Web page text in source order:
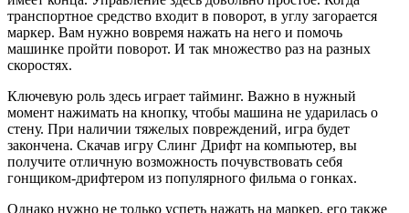
транспортное средство входит в поворот, в углу загорается
маркер. Вам нужно вовремя нажать на него и помочь
машинке пройти поворот. И так множество раз на разных
скоростях.
Ключевую роль здесь играет тайминг. Важно в нужный
момент нажимать на кнопку, чтобы машина не ударилась о
стену. При наличии тяжелых повреждений, игра будет
закончена. Скачав игру Слинг Дрифт на компьютер, вы
получите отличную возможность почувствовать себя
гонщиком-дрифтером из популярного фильма о гонках.
Однако нужно не только успеть нажать на маркер, его также